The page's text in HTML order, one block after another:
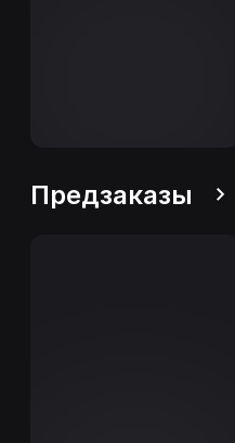
Предзаказы